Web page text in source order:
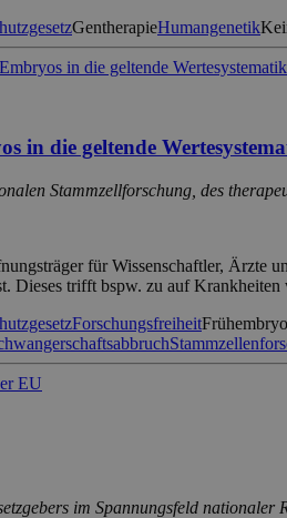
GentherapieHumangenetik
in die geltende
Stammzellforschung, des
für Wissenschaftler, Ärzte
Dieses trifft bspw. zu auf
ForschungsfreiheitFrühembryo
im Spannungsfeld